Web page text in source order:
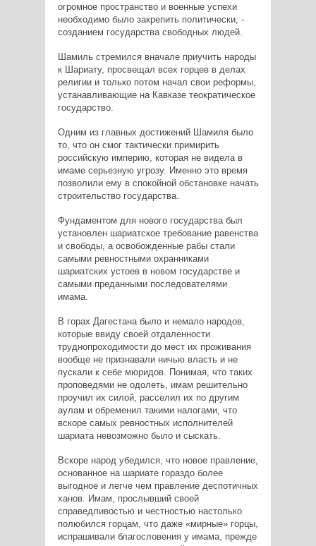
огромное пространство и военные успехи
необходимо было закрепить политически, -
созданием государства свободных людей.
Шамиль стремился вначале приучить народы
к Шариату, просвещал всех горцев в делах
религии и только потом начал свои реформы,
устанавливающие на Кавказе теократическое
государство.
Одним из главных достижений Шамиля было
то, что он смог тактически примирить
российскую империю, которая не видела в
имаме серьезную угрозу. Именно это время
позволили ему в спокойной обстановке начать
строительство государства.
Фундаментом для нового государства был
установлен шариатское требование равенства
и свободы, а освобожденные рабы стали
самыми ревностными охранниками
шариатских устоев в новом государстве и
самыми преданными последователями
имама.
В горах Дагестана было и немало народов,
которые ввиду своей отдаленности
труднопроходимости до мест их проживания
вообще не признавали ничью власть и не
пускали к себе мюридов. Понимая, что таких
проповедями не одолеть, имам решительно
проучил их силой, расселил их по другим
аулам и обременил такими налогами, что
вскоре самых ревностных исполнителей
шариата невозможно было и сыскать.
Вскоре народ убедился, что новое правление,
основанное на шариате гораздо более
выгодное и легче чем правление деспотичных
ханов. Имам, прослывший своей
справедливостью и честностью настолько
полюбился горцам, что даже «мирные» горцы,
испрашивали благословения у имама, прежде